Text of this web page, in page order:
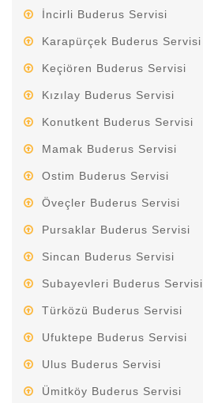
İncirli Buderus Servisi
Karapürçek Buderus Servisi
Keçiören Buderus Servisi
Kızılay Buderus Servisi
Konutkent Buderus Servisi
Mamak Buderus Servisi
Ostim Buderus Servisi
Öveçler Buderus Servisi
Pursaklar Buderus Servisi
Sincan Buderus Servisi
Subayevleri Buderus Servisi
Türközü Buderus Servisi
Ufuktepe Buderus Servisi
Ulus Buderus Servisi
Ümitköy Buderus Servisi